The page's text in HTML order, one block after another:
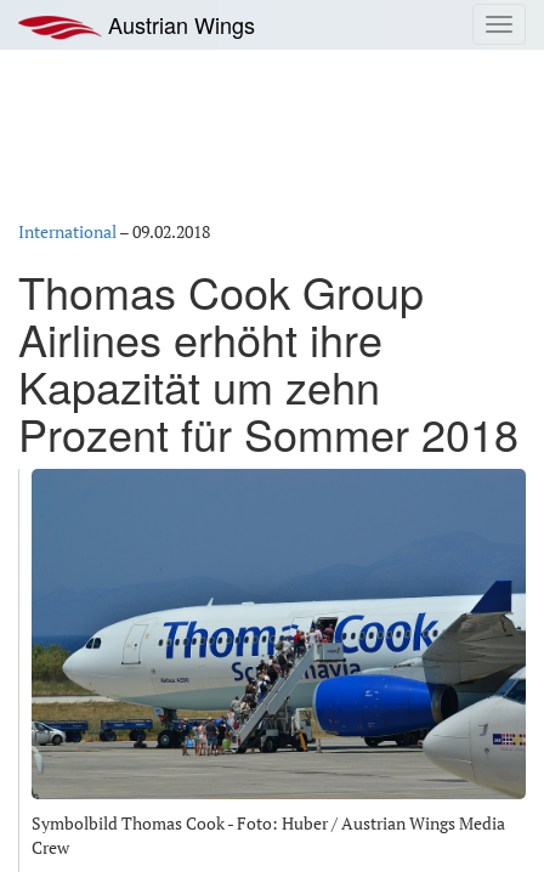
Inhalt
springen
Austrian Wings
International–09.02.2018
Thomas Cook Group
Airlines erhöht ihre
Kapazität um zehn
Prozent für Sommer 2018
Symbolbild Thomas Cook - Foto: Huber / Austrian Wings Media
Crew